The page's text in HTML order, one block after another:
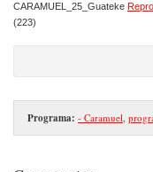
CARAMUEL_25_Guateke
(223)
Programa: - Caramuel,